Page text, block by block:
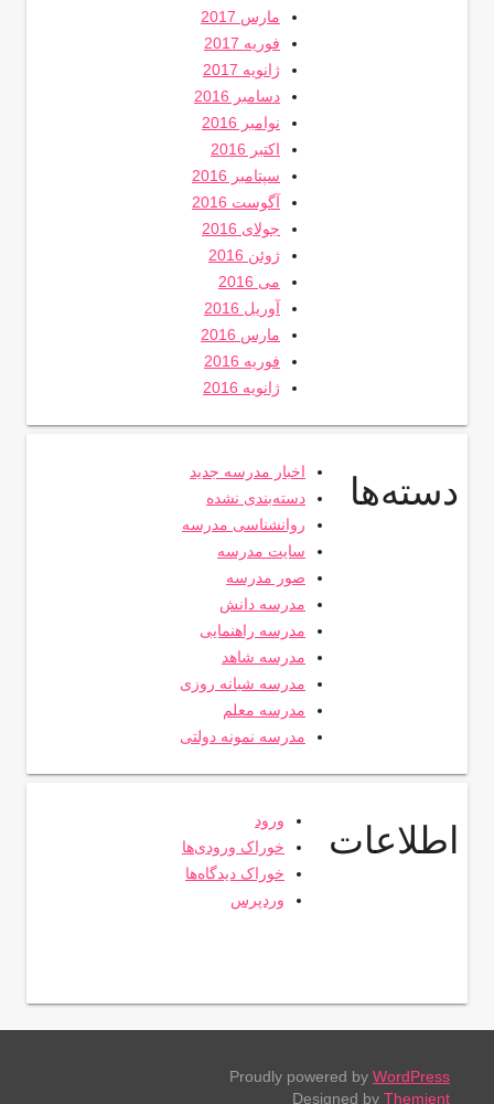
مارس 2017
فوریه 2017
ژانویه 2017
دسامبر 2016
نوامبر 2016
اکتبر 2016
سپتامبر 2016
آگوست 2016
جولای 2016
ژوئن 2016
می 2016
آوریل 2016
مارس 2016
فوریه 2016
ژانویه 2016
دسته‌ها
اخبار مدرسه جدید
دسته‌بندی نشده
روانشناسی مدرسه
سایت مدرسه
صور مدرسه
مدرسه دانش
مدرسه راهنمایی
مدرسه شاهد
مدرسه شبانه روزی
مدرسه معلم
مدرسه نمونه دولتی
اطلاعات
ورود
خوراک ورودی‌ها
خوراک دیدگاه‌ها
وردپرس
Proudly powered by WordPress
Designed by Themient